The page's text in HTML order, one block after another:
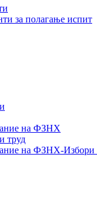
за полагање испит
на ФЗНХ
труд
на ФЗНХ-